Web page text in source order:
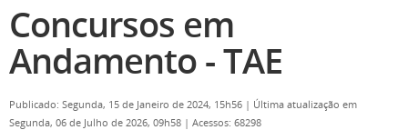
Concursos em
Andamento - TAE
Publicado: Segunda, 15 de Janeiro de 2024, 15h56 | Última atualização em
Segunda, 06 de Julho de 2026, 09h58 | Acessos: 68298